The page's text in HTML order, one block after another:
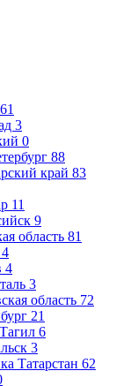
3
0
88
край 83
11
9
область 81
4
4
3
область 72
21
6
3
Татарстан 62